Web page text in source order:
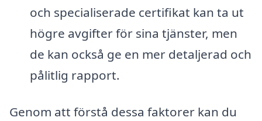
och specialiserade certifikat kan ta ut
högre avgifter för sina tjänster, men
de kan också ge en mer detaljerad och
pålitlig rapport.
Genom att förstå dessa faktorer kan du